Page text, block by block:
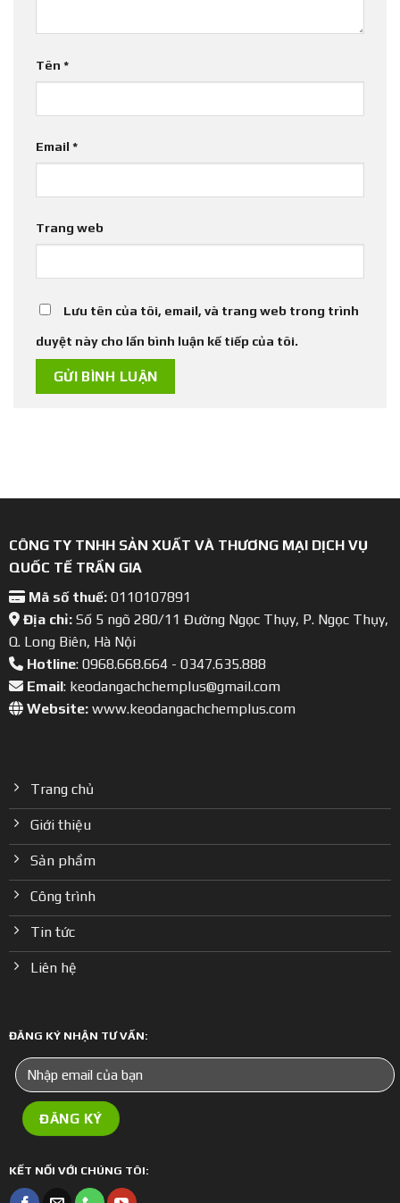
Tên *
Email *
Trang web
Lưu tên của tôi, email, và trang web trong trình
duyệt này cho lần bình luận kế tiếp của tôi.
CÔNG TY TNHH SẢN XUẤT VÀ THƯƠNG MẠI DỊCH VỤ
QUỐC TẾ TRẦN GIA
Mã số thuế: 0110107891
Địa chỉ:Số 5 ngõ 280/11 Đường Ngọc Thụy, P. Ngọc Thụy,
Q. Long Biên, Hà Nội
Hotline: 0968.668.664 - 0347.635.888
Email: keodangachchemplus@gmail.com
Website:www.keodangachchemplus.com
Trang chủ
Giới thiệu
Sản phẩm
Công trình
Tin tức
Liên hệ
ĐĂNG KÝ NHẬN TƯ VẤN:
KẾT NỐI VỚI CHÚNG TÔI: